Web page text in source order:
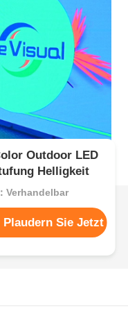
Outdoor LED
Helligkeit
Verhandelbar
Plaudern Sie Jetzt